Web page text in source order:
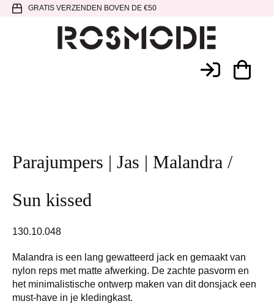
Spring
hoofdnavigatie
Door
SpringGRATIS VERZENDEN BOVEN DE €50
Parajumpers | Jas | Malandra /
Sun kissed
130.10.048
Malandra is een lang gewatteerd jack en gemaakt van
nylon reps met matte afwerking. De zachte pasvorm en
het minimalistische ontwerp maken van dit donsjack een
must-have in je kledingkast.